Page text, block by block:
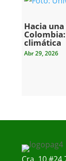
Hacia
climática
Abr 29, 2026